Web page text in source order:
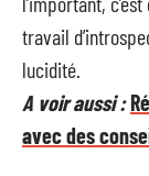
travail
lucidité.
A voir aussi :
avec des